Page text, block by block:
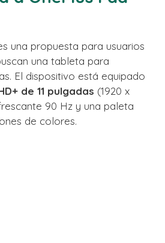
una propuesta para usuarios
una tableta para
El dispositivo está equipado
de 11 pulgadas (1920 x
90 Hz y una paleta
de colores.